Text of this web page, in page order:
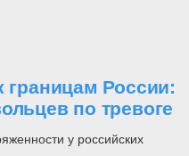
границам России:
по тревоге
у российских